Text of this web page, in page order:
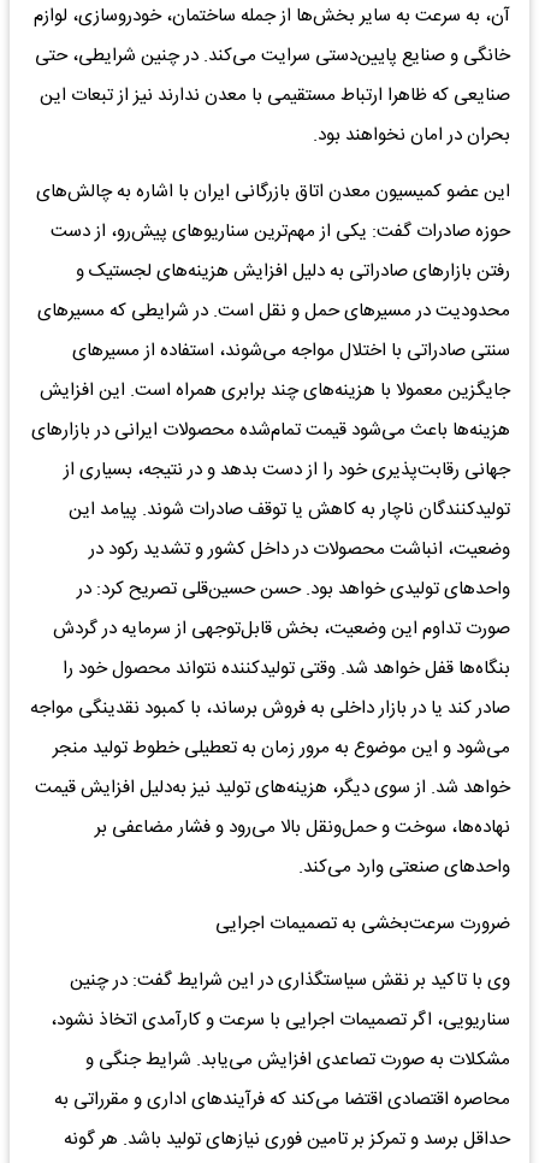
آن، به ‌سرعت به سایر بخش‌ها از جمله ساختمان، خودروسازی، لوازم
خانگی و صنایع پایین‌دستی سرایت می‌کند. در چنین شرایطی، حتی
صنایعی که ظاهرا ارتباط مستقیمی با معدن ندارند نیز از تبعات این
بحران در امان نخواهند بود.
این عضو کمیسیون معدن اتاق بازرگانی ایران با اشاره به چالش‌های
حوزه صادرات گفت: یکی از مهم‌ترین سناریوهای پیش‌رو، از دست
رفتن بازارهای صادراتی به دلیل افزایش هزینه‌های لجستیک و
محدودیت در مسیرهای حمل ‌و نقل است. در شرایطی که مسیرهای
سنتی صادراتی با اختلال مواجه می‌شوند، استفاده از مسیرهای
جایگزین معمولا با هزینه‌های چند برابری همراه است. این افزایش
هزینه‌ها باعث می‌شود قیمت تمام‌‌شده محصولات ایرانی در بازارهای
جهانی رقابت‌پذیری خود را از دست بدهد و در نتیجه، بسیاری از
تولیدکنندگان ناچار به کاهش یا توقف صادرات شوند. پیامد این
وضعیت، انباشت محصولات در داخل کشور و تشدید رکود در
واحدهای تولیدی خواهد بود. حسن حسین‌قلی تصریح کرد: در
صورت تداوم این وضعیت، بخش قابل‌توجهی از سرمایه در گردش
بنگاه‌ها قفل خواهد شد. وقتی تولیدکننده نتواند محصول خود را
صادر کند یا در بازار داخلی به فروش برساند، با کمبود نقدینگی مواجه
می‌شود و این موضوع به‌ مرور زمان به تعطیلی خطوط تولید منجر
خواهد شد. از سوی دیگر، هزینه‌های تولید نیز به‌دلیل افزایش قیمت
نهاده‌ها، سوخت و حمل‌ونقل بالا می‌رود و فشار مضاعفی بر
واحدهای صنعتی وارد می‌کند.
ضرورت سرعت‌بخشی به تصمیمات اجرایی
وی با تاکید بر نقش سیاستگذاری در این شرایط گفت: در چنین
سناریویی، اگر تصمیمات اجرایی با سرعت و کارآمدی اتخاذ نشود،
مشکلات به‌ صورت تصاعدی افزایش می‌یابد. شرایط جنگی و
محاصره اقتصادی اقتضا می‌کند که فرآیندهای اداری و مقرراتی به
حداقل برسد و تمرکز بر تامین فوری نیازهای تولید باشد. هر گونه